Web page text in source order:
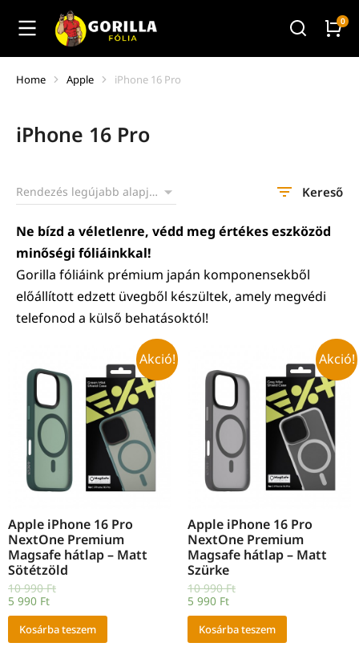
You are here:
Home Apple iPhone 16 Pro
iPhone 16 Pro
Kereső
Ne bízd a véletlenre, védd meg értékes eszközöd
minőségi fóliáinkkal!
Gorilla fóliáink prémium japán komponensekből
előállított edzett üvegből készültek, amely megvédi
telefonod a külső behatásoktól!
Akció!
Apple iPhone 16 Pro
NextOne Premium
Magsafe hátlap – Matt
Sötétzöld
10 990Ft
5 990 Ft
Kosárba teszem
Akció!
Apple iPhone 16 Pro
NextOne Premium
Magsafe hátlap – Matt
Szürke
10 990Ft
5 990 Ft
Kosárba teszem